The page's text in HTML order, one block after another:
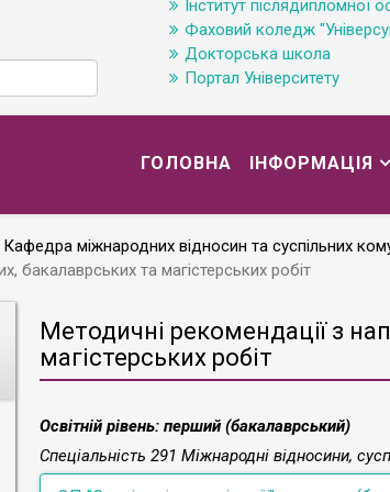
Інститут післядипломної
Фаховий коледж
Докторська школа
Портал Університету
ГОЛОВНА ІНФОРМАЦІЯ
Кафедра міжнародних відносин та суспільних
бакалаврських та магістерських робіт
Методичні рекомендації з
магістерських робіт
Освітній рівень: перший (бакалаврський)
Спеціальність 291 Міжнародні відносини,